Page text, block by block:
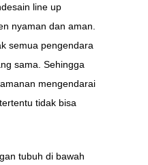
line up
nyaman dan aman.
semua pengendara
sama. Sehingga
mengendarai
tidak bisa
tubuh di bawah